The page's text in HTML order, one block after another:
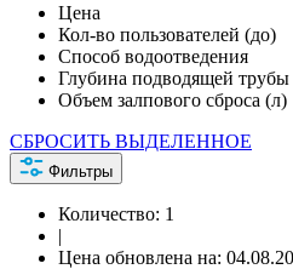
Цена
Кол-во пользователей (до)
Способ водоотведения
Глубина подводящей
Объем залпового сброса (л)
СБРОСИТЬ ВЫДЕЛЕННОЕ
Фильтры
Количество: 1
|
Цена обновлена на: